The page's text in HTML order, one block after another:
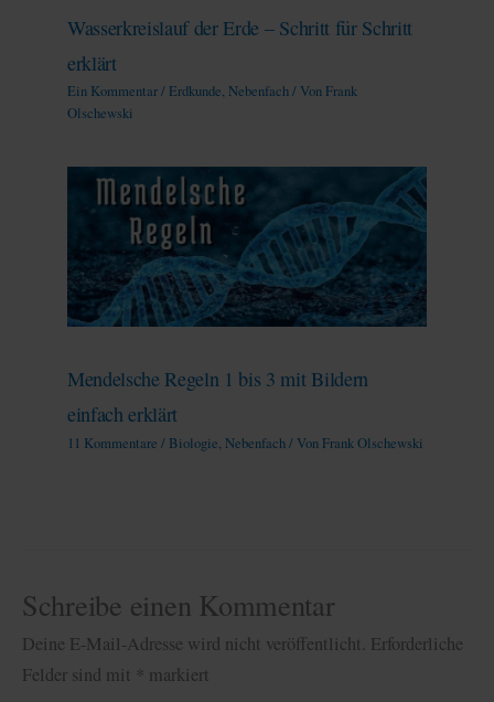
Wasserkreislauf der Erde – Schritt für Schritt
erklärt
Ein Kommentar/ Erdkunde, Nebenfach/ Von Frank
Olschewski
Mendelsche Regeln 1 bis 3 mit Bildern
einfach erklärt
11 Kommentare / Biologie, Nebenfach/ Von Frank Olschewski
Schreibe einen Kommentar
Deine E-Mail-Adresse wird nicht veröffentlicht. Erforderliche
Felder sind mit * markiert